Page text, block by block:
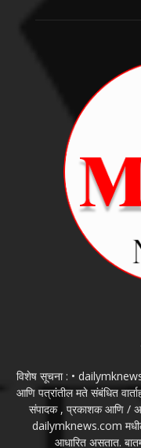
विशेष सूचना : •
आणि पत्रांतील मते संबंधित
संपादक , प्रकाशक आणि /
dailymknews.com मधील
आधारित असतात.
dailymknews.com
उद्भवणाऱ्या कोणत्याही
वार्ताहर , लेखक किंवा
प्रकरणे पंढरपूर